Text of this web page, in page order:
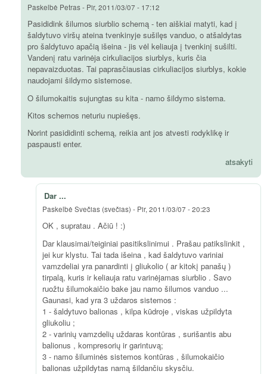
Paskelbė Petras- Pir, 2011/03/07 - 17:12
Pasididink šilumos siurblio schemą - ten aiškiai matyti, kad į
šaldytuvo viršų ateina tvenkinyje sušilęs vanduo, o atšaldytas
pro šaldytuvo apačią išeina - jis vėl keliauja į tvenkinį sušilti.
Vandenį ratu varinėja cirkuliacijos siurblys, kuris čia
nepavaizduotas. Tai paprasčiausias cirkuliacijos siurblys, kokie
naudojami šildymo sistemose.
O šilumokaitis sujungtas su kita - namo šildymo sistema.
Kitos schemos neturiu nupiešęs.
Norint pasididinti schemą, reikia ant jos atvesti rodyklikę ir
paspausti enter.
atsakyti
Dar ...
Paskelbė Svečias (svečias) - Pir, 2011/03/07 - 20:23
OK , supratau . Ačiū ! :)
Dar klausimai/teiginiai pasitikslinimui . Prašau patikslinkit ,
jei kur klystu. Tai tada išeina , kad šaldytuvo variniai
vamzdeliai yra panardinti į gliukolio ( ar kitokį panašų )
tirpalą, kuris ir keliauja ratu varinėjamas siurblio . Savo
ruožtu šilumokaičio bake jau namo šilumos vanduo ...
Gaunasi, kad yra 3 uždaros sistemos :
1 - šaldytuvo balionas , kilpa kūdroje , viskas užpildyta
gliukoliu ;
2 - varinių vamzdelių uždaras kontūras , surišantis abu
balionus , kompresorių ir garintuvą;
3 - namo šiluminės sistemos kontūras , šilumokaičio
balionas užpildytas namą šildančiu skysčiu.